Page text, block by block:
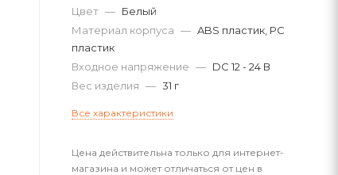
Цвет — Белый
Материал корпуса — ABS пластик, PC
пластик
Входное напряжение — DC 12 - 24 В
Вес изделия — 31 г
Все характеристики
Цена действительна только для интернет-
магазина и может отличаться от цен в